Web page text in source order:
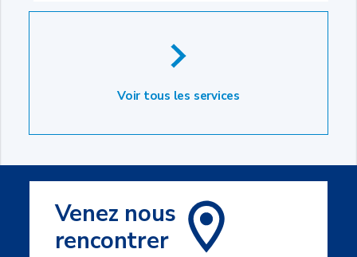
Voir tous les services
Venez nous
rencontrer